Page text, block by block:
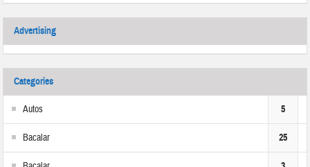
Advertising
Categories
Autos 5
Bacalar 25